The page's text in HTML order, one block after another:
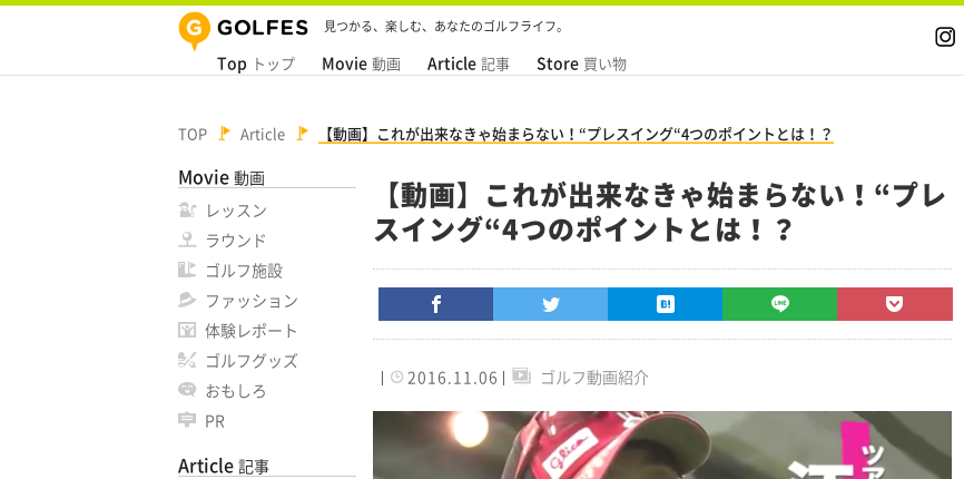
見つかる、楽しむ、あなたのゴルフライフ。
Top トップ Movie 動画 Article 記事 Store 買い物
TOP Article 【動画】これが出来なきゃ始まらない！“プレスイング“4つのポイントとは！？
Movie 動画
レッスン
ラウンド
ゴルフ施設
ファッション
体験レポート
ゴルフグッズ
おもしろ
PR
Article 記事
【動画】これが出来なきゃ始まらない！“プレ
スイング“4つのポイントとは！？
2016.11.06 ゴルフ動画紹介